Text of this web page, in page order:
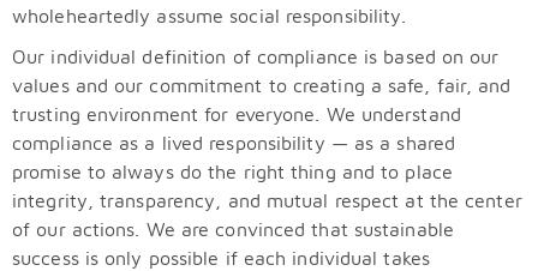
wholeheartedly assume social responsibility.
Our individual definition of compliance is based on our
values and our commitment to creating a safe, fair, and
trusting environment for everyone. We understand
compliance as a lived responsibility — as a shared
promise to always do the right thing and to place
integrity, transparency, and mutual respect at the center
of our actions. We are convinced that sustainable
success is only possible if each individual takes